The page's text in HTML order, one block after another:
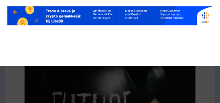
voor eenexchange? In dit artikel leggen we uit wat
deze platforms zijn, en vergelijken we ze op basis
van verschillende parameters om u te helpen een